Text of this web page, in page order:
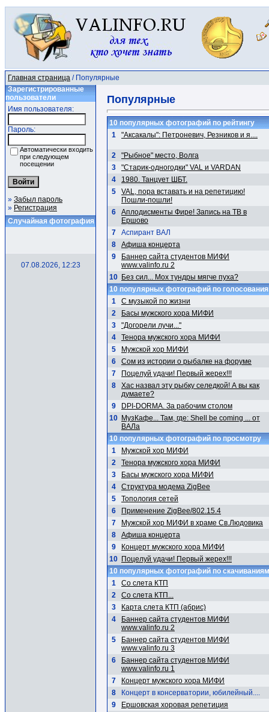
Главная страница / Популярные
Зарегистрированные
пользователи
Имя пользователя:
Пароль:
Автоматически входить
при следующем
посещении
» Забыл пароль
» Регистрация
Случайная фотография
07.08.2026, 12:23
Популярные
10 популярных фотографий по рейтингу
1
"Аксакалы": Петроневич, Резников и я....
2
"Рыбное" место, Волга
3
"Старик-одногодки" VAL и VARDAN
4
1980. Танцует ШБТ.
5
VAL, пора вставать и на репетицию!
Пошли-пошли!
6
Аплодисменты Фире! Запись на ТВ в
Ершово
7
Аспирант ВАЛ
8
Афиша концерта
9
Баннер сайта студентов МИФИ
www.valinfo.ru 2
10 Без сил... Мох тундры мягче пуха?
10 популярных фотографий по
1
С музыкой по жизни
2
Басы мужского хора МИФИ
3
"Догорели лучи..."
4
Тенора мужского хора МИФИ
5
Мужской хор МИФИ
6
Сом из истории о рыбалке на форуме
7
Поцелуй удачи! Первый жерех!!!
8
Хас назвал эту рыбку селедкой! А вы как
думаете?
9
DPI-DORMA. За рабочим столом
10 МузКафе... Там, где: Shell be coming ... от
ВАЛа
10 популярных фотографий по просмотру
1
Мужской хор МИФИ
2
Тенора мужского хора МИФИ
3
Басы мужского хора МИФИ
4
Структура модема ZigBee
5
Топология сетей
6
Применение ZigBee/802.15.4
7
Мужской хор МИФИ в храме Св.Людовика
8
Афиша концерта
9
Концерт мужского хора МИФИ
10 Поцелуй удачи! Первый жерех!!!
10 популярных фотографий по скачиваниям
1
Со слета КТП
2
Со слета КТП...
3
Карта слета КТП (абрис)
4
Баннер сайта студентов МИФИ
www.valinfo.ru 2
5
Баннер сайта студентов МИФИ
www.valinfo.ru 3
6
Баннер сайта студентов МИФИ
www.valinfo.ru 1
7
Концерт мужского хора МИФИ
8
Концерт в консерватории, юбилейный....
9
Ершовская хоровая репетиция